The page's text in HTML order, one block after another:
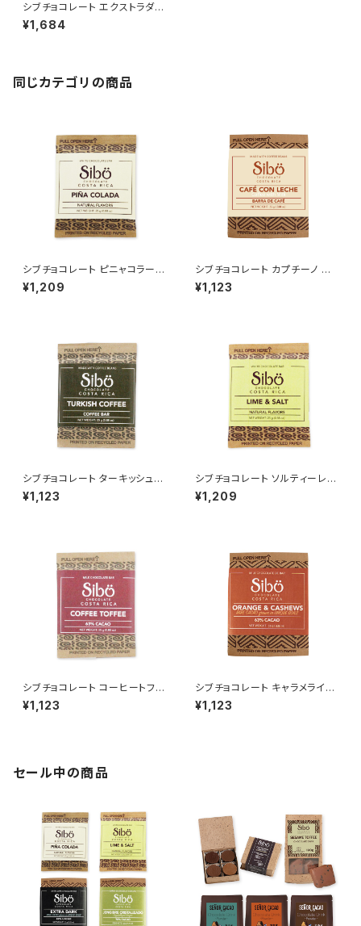
シブチョコレート エクストラダー
ク チョコレートバー カカオ82%
50g SibuChocolate
¥1,684
同じカテゴリの商品
シブチョコレート ピニャコラーダ
ホワイトチョコレートバー 25g
SibuChocolate
¥1,209
シブチョコレート カプチーノ チ
ョコレートバー 25g SibuChoc
olate
¥1,123
シブチョコレート ターキッシュコ
ーヒー（made with コーヒービ
ーンズ） チョコレートバー 25g
¥1,123
シブチョコレート ソルティーレモ
ンホワイトチョコレートバー 25
g Sibu Chocolate
¥1,209
シブチョコレート コーヒートフィ
ー チョコレートバー 25g Sibu
Chocolate
¥1,123
シブチョコレート キャラメライズ
ドカシューオレンジ チョコレート
バー カカオ63% 25g SibuCh
¥1,123
セール中の商品